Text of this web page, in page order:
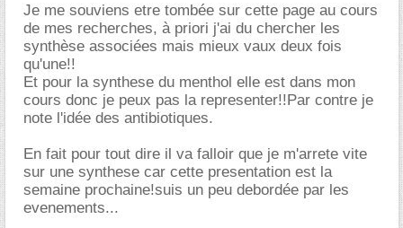
Je me souviens etre tombée sur cette page au cours
de mes recherches, à priori j'ai du chercher les
synthèse associées mais mieux vaux deux fois
qu'une!!
Et pour la synthese du menthol elle est dans mon
cours donc je peux pas la representer!!Par contre je
note l'idée des antibiotiques.
En fait pour tout dire il va falloir que je m'arrete vite
sur une synthese car cette presentation est la
semaine prochaine!suis un peu debordée par les
evenements...